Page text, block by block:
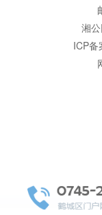
湘
ICP备